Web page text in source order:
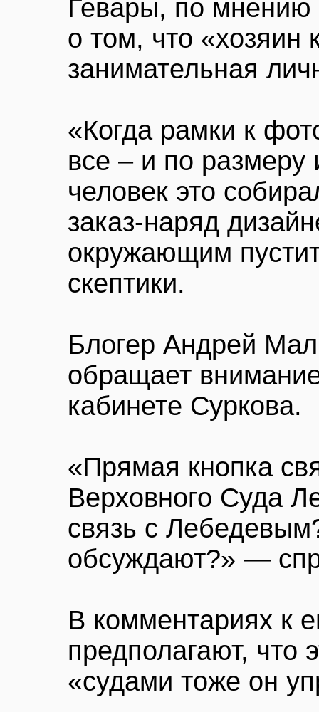
Гевары, по мнению
о том, что «хозяин
занимательная
«Когда рамки к
все – и по
человек это
заказ-наряд
окружающим
скептики.
Блогер Андрей
обращает
кабинете Суркова.
«Прямая кнопка
Верховного Суда
связь с
обсуждают?» —
В комментариях к
предполагают, что
«судами тоже он